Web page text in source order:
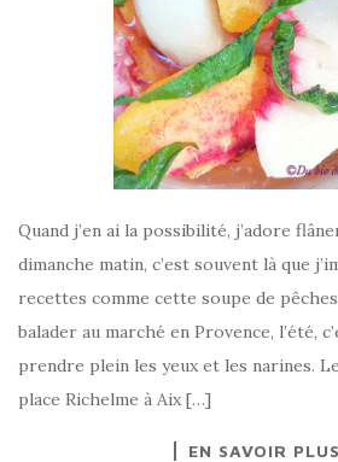
Quand j’en ai la possibilité, j’adore
dimanche matin, c’est souvent là que
recettes comme cette soupe de
balader au marché en Provence, l’été,
prendre plein les yeux et les narines.
place Richelme à Aix […]
EN SAVOIR PLUS